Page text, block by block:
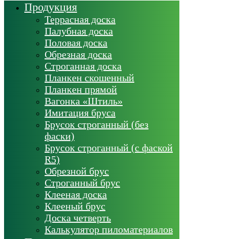
Продукция
Террасная доска
Палубная доска
Половая доска
Обрезная доска
Строганная доска
Планкен скошенный
Планкен прямой
Вагонка «Штиль»
Имитация бруса
Брусок строганный (без
фаски)
Брусок строганный (с фаской
R5)
Обрезной брус
Строганный брус
Клееная доска
Клееный брус
Доска четверть
Калькулятор пиломатериалов